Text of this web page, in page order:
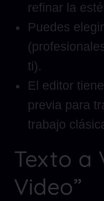
refinar la
Puedes
ti).
El editor
previa para
trabajo
Texto a
Video”